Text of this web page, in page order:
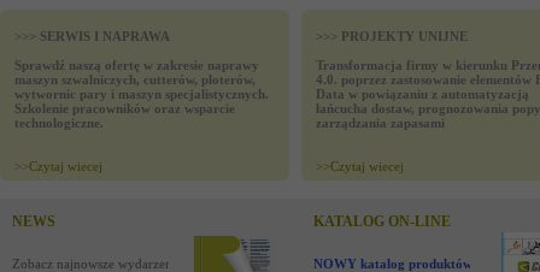
>>> SERWIS I NAPRAWA
Sprawdź naszą ofertę w zakresie naprawy
maszyn szwalniczych, cutterów, ploterów,
wytwornic pary i maszyn specjalistycznych.
Szkolenie pracowników oraz wsparcie
technologiczne.
>>Czytaj wiecej
>>> PROJEKTY UNIJNE
Transformacja firmy w kierunku
4.0. poprzez zastosowanie elementów
Data w powiązaniu z automatyzacją
łańcucha dostaw, prognozowania
zarządzania zapasami
>>Czytaj wiecej
NEWS
Zobacz najnowsze wydarzenia
KATALOG ON-LINE
NOWY katalog produktów !